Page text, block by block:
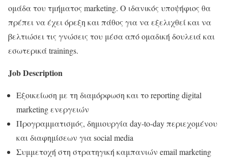
ομάδα του τμήματος marketing. Ο ιδανικός υποψήφιος θα
πρέπει να έχει όρεξη και πάθος για να εξελιχθεί και να
βελτιώσει τις γνώσεις του μέσα από ομαδική δουλειά και
εσωτερικά trainings.
Job Description
Εξοικείωση με τη διαμόρφωση και το reporting digital
marketing ενεργειών
Προγραμματισμός, δημιουργία day-to-day περιεχομένου
και διαφημίσεων για social media
Συμμετοχή στη στρατηγική καμπανιών email marketing